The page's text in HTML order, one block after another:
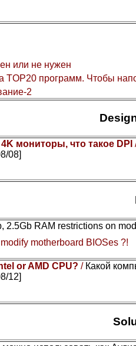
или не нужен
TOP20 программ. Чтобы
2
мониторы, что такое DPI
08]
2.5Gb RAM restrictions on
modify motherboard BIOSes ?!
or AMD CPU? / Какой
12]